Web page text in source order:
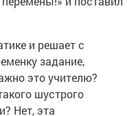
и решает с
задание,
это учителю?
шустрого
Нет, эта